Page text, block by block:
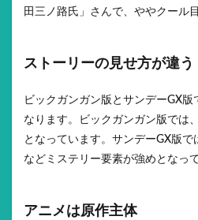
田三ノ路氏」さんで、ややクール
ストーリーの見せ方が違う
ビックガンガン版とサンデーGX
なります。ビックガンガン版では
となっています。サンデーGX版
などミステリー要素が強めとなっ
アニメは原作主体